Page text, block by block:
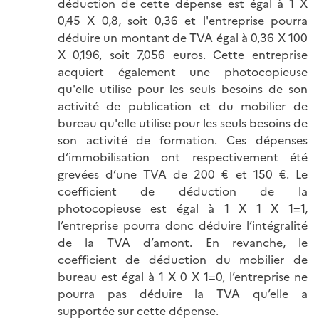
déduction de cette dépense est égal à 1 X
0,45 X 0,8, soit 0,36 et l'entreprise pourra
déduire un montant de TVA égal à 0,36 X 100
X 0,196, soit 7,056 euros. Cette entreprise
acquiert également une photocopieuse
qu'elle utilise pour les seuls besoins de son
activité de publication et du mobilier de
bureau qu'elle utilise pour les seuls besoins de
son activité de formation. Ces dépenses
d’immobilisation ont respectivement été
grevées d’une TVA de 200 € et 150 €. Le
coefficient de déduction de la
photocopieuse est égal à 1 X 1 X 1=1,
l’entreprise pourra donc déduire l’intégralité
de la TVA d’amont. En revanche, le
coefficient de déduction du mobilier de
bureau est égal à 1 X 0 X 1=0, l’entreprise ne
pourra pas déduire la TVA qu’elle a
supportée sur cette dépense.